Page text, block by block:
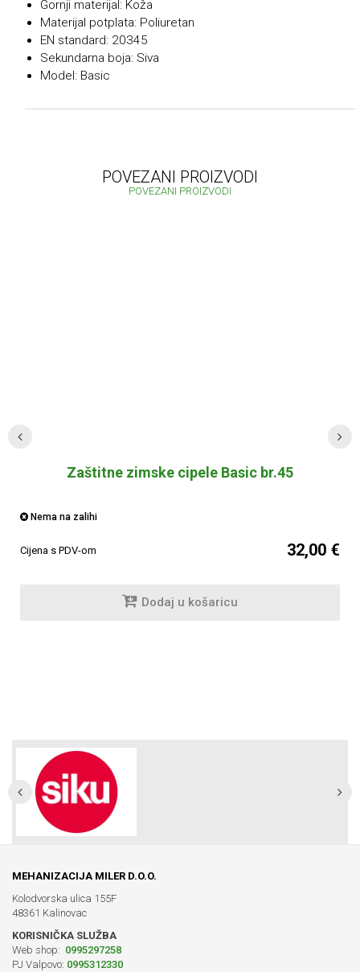
Gornji materijal: Koža
Materijal potplata: Poliuretan
EN standard: 20345
Sekundarna boja: Siva
Model: Basic
POVEZANI PROIZVODI
POVEZANI PROIZVODI
Zaštitne zimske cipele Basic br.45
Nema na zalihi
Cijena s PDV-om 32,00 €
Dodaj u košaricu
MEHANIZACIJA MILER D.O.O.
Kolodvorska ulica 155F
48361 Kalinovac
KORISNIČKA SLUŽBA
Web shop: 0995297258
PJ Valpovo: 0995312330